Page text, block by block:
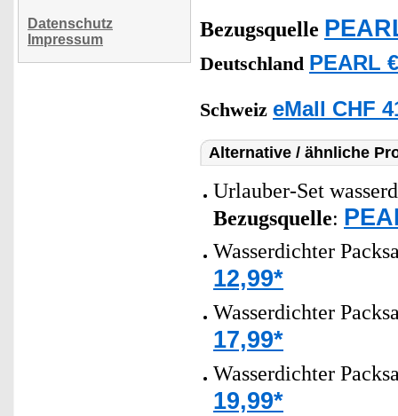
Datenschutz
Impressum
Bezugsquelle
Deutschland PEARL
Schweiz eMall CHF
Alternative / ähnliche
Urlauber-Set
Bezugsquelle:
Wasserdichter
12,99*
Wasserdichter
17,99*
Wasserdichter
19,99*